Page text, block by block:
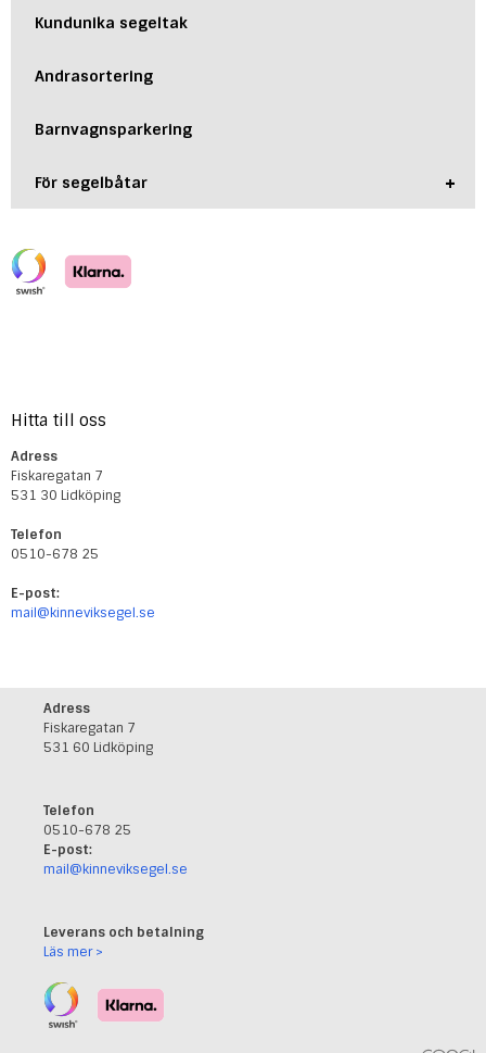
Kundunika segeltak
Andrasortering
Barnvagnsparkering
+
För segelbåtar
Hitta till oss
Adress
Fiskaregatan 7
531 30 Lidköping
Telefon
0510-678 25
E-post:
mail@kinneviksegel.se
Adress
Fiskaregatan 7
531 60 Lidköping
Telefon
0510-678 25
E-post:
mail@kinneviksegel.se
Leverans och betalning
Läs mer >